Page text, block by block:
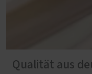
Qualität aus